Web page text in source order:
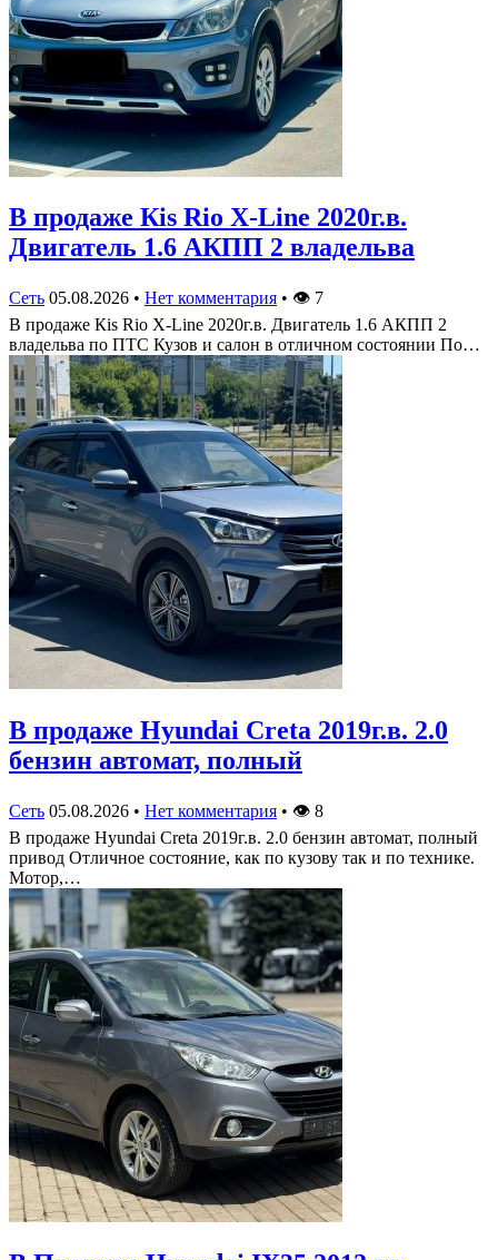
В продаже Кis Rio X-Line 2020г.в.
Двигатель 1.6 АКПП 2 владельва
Сеть 05.08.2026 • Нет комментария • 👁 7
В продаже Кis Rio X-Line 2020г.в. Двигатель 1.6 АКПП 2
владельва по ПТС Кузов и салон в отличном состоянии По…
В продаже Hyundai Creta 2019г.в. 2.0
бензин автомат, полный
Сеть 05.08.2026 • Нет комментария • 👁 8
В продаже Hyundai Creta 2019г.в. 2.0 бензин автомат, полный
привод Отличное состояние, как по кузову так и по технике.
Мотор,…